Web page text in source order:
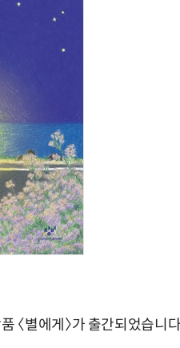
〈별에게〉가 출간되었습니